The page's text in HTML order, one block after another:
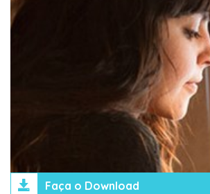
Faça o Download